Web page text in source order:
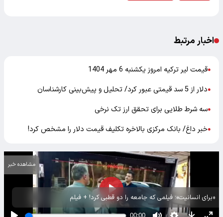
اخبار مرتبط
●قیمت لیر ترکیه امروز یکشنبه 6 مهر 1404
●دلار از 5 سد قیمتی عبور کرد/ تحلیل و پیش‌بینی کارشناسان
●سه شرط طلایی برای تحقق ارز تک نرخی
●خبر داغ/ بانک مرکزی بالاخره تکلیف قیمت دلار را مشخص کرد!
«برای انسانیت»؛ فیلمی که جامعه را دو قطبی کرد! + فیلم
مشاهده خبر